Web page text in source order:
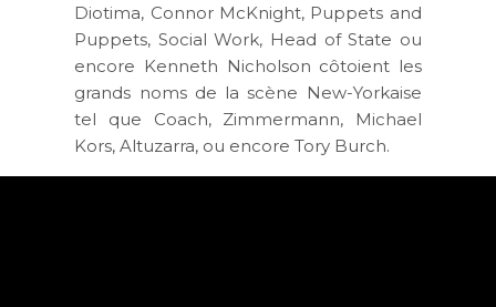
Diotima, Connor McKnight, Puppets and
Puppets, Social Work, Head of State ou
encore Kenneth Nicholson côtoient les
grands noms de la scène New-Yorkaise
tel que Coach, Zimmermann, Michael
Kors, Altuzarra, ou encore Tory Burch.